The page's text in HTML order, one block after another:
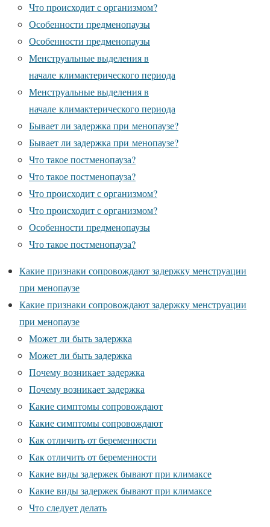
Что происходит с организмом?
Особенности предменопаузы
Особенности предменопаузы
Менструальные выделения в
начале климактерического периода
Менструальные выделения в
начале климактерического периода
Бывает ли задержка при менопаузе?
Бывает ли задержка при менопаузе?
Что такое постменопауза?
Что такое постменопауза?
Что происходит с организмом?
Что происходит с организмом?
Особенности предменопаузы
Что такое постменопауза?
Какие признаки сопровождают задержку менструации
при менопаузе
Какие признаки сопровождают задержку менструации
при менопаузе
Может ли быть задержка
Может ли быть задержка
Почему возникает задержка
Почему возникает задержка
Какие симптомы сопровождают
Какие симптомы сопровождают
Как отличить от беременности
Как отличить от беременности
Какие виды задержек бывают при климаксе
Какие виды задержек бывают при климаксе
Что следует делать